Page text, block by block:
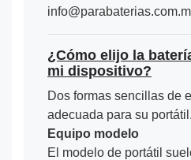
¿Cómo elijo la
mi dispositivo?
Dos formas sencillas de
adecuada para su portátil.
Equipo modelo
El modelo de portátil